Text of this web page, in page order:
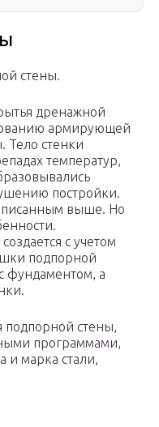
стены.
дренажной
армирующей
Тело стенки
температур,
постройки.
выше. Но
с учетом
подпорной
фундаментом, а
подпорной стены,
программами,
и марка стали,